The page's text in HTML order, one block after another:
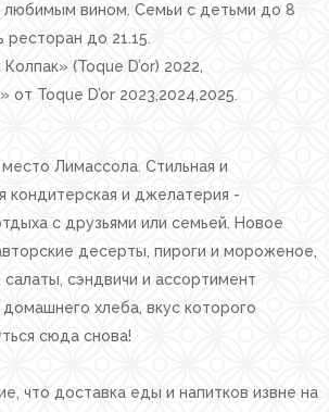
вином. Семьи с детьми до 8
ресторан до 21.15.
(Toque D’or) 2022,
Toque D’or 2023,2024,2025.
Лимассола. Стильная и
кондитерская и джелатерия -
с друзьями или семьей. Новое
десерты, пироги и мороженое,
сэндвичи и ассортимент
хлеба, вкус которого
сюда снова!
что доставка еды и напитков извне на